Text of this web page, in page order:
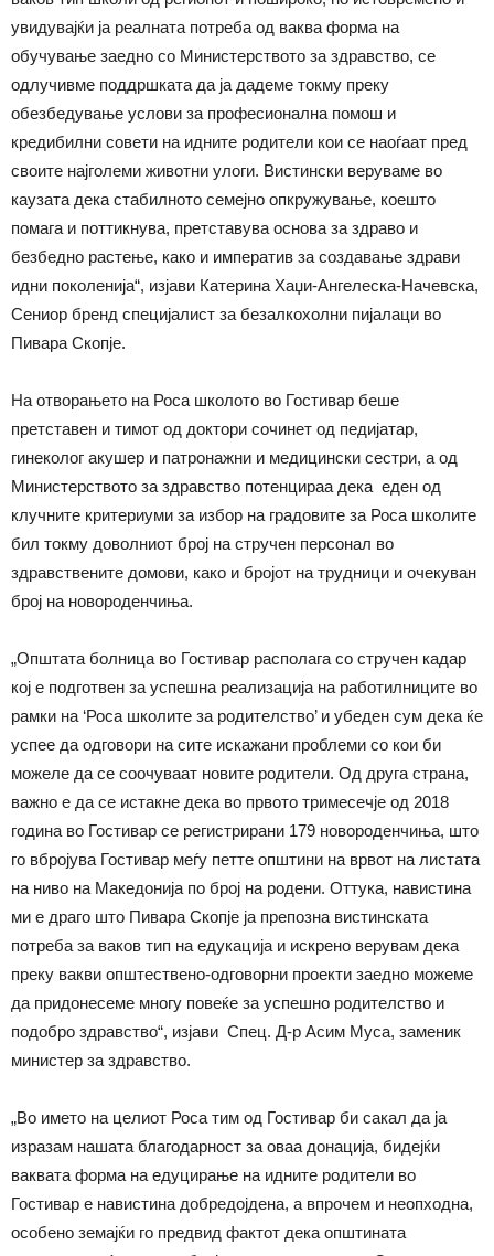
увидувајќи ја реалната потреба од ваква форма на
обучување заедно со Министерството за здравство, се
одлучивме поддршката да ја дадеме токму преку
обезбедување услови за професионална помош и
кредибилни совети на идните родители кои се наоѓаат пред
своите најголеми животни улоги. Вистински веруваме во
каузата дека стабилното семејно опкружување, коешто
помага и поттикнува, претставува основа за здраво и
безбедно растење, како и императив за создавање здрави
идни поколенија“, изјави Катерина Хаџи-Ангелеска-Начевска,
Сениор бренд специјалист за безалкохолни пијалаци во
Пивара Скопје.
На отворањето на Роса школото во Гостивар беше
претставен и тимот од доктори сочинет од педијатар,
гинеколог акушер и патронажни и медицински сестри, а од
Министерството за здравство потенцираа дека еден од
клучните критериуми за избор на градовите за Роса школите
бил токму доволниот број на стручен персонал во
здравствените домови, како и бројот на трудници и очекуван
број на новороденчиња.
„Општата болница во Гостивар располага со стручен кадар
кој е подготвен за успешна реализација на работилниците во
рамки на ‘Роса школите за родителство’ и убеден сум дека ќе
успее да одговори на сите искажани проблеми со кои би
можеле да се соочуваат новите родители. Од друга страна,
важно е да се истакне дека во првото тримесечје од 2018
година во Гостивар се регистрирани 179 новороденчиња, што
го вбројува Гостивар меѓу петте општини на врвот на листата
на ниво на Македонија по број на родени. Оттука, навистина
ми е драго што Пивара Скопје ја препозна вистинската
потреба за ваков тип на едукација и искрено верувам дека
преку вакви општествено-одговорни проекти заедно можеме
да придонесеме многу повеќе за успешно родителство и
подобро здравство“, изјави Спец. Д-р Асим Муса, заменик
министер за здравство.
„Во името на целиот Роса тим од Гостивар би сакал да ја
изразам нашата благодарност за оваа донација, бидејќи
ваквата форма на едуцирање на идните родители во
Гостивар е навистина добредојдена, а впрочем и неопходна,
особено земајќи го предвид фактот дека општината